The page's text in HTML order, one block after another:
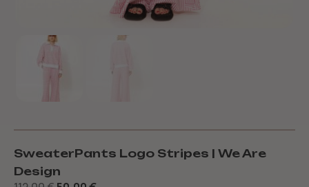
SweaterPants Logo Stripes | We Are
Design